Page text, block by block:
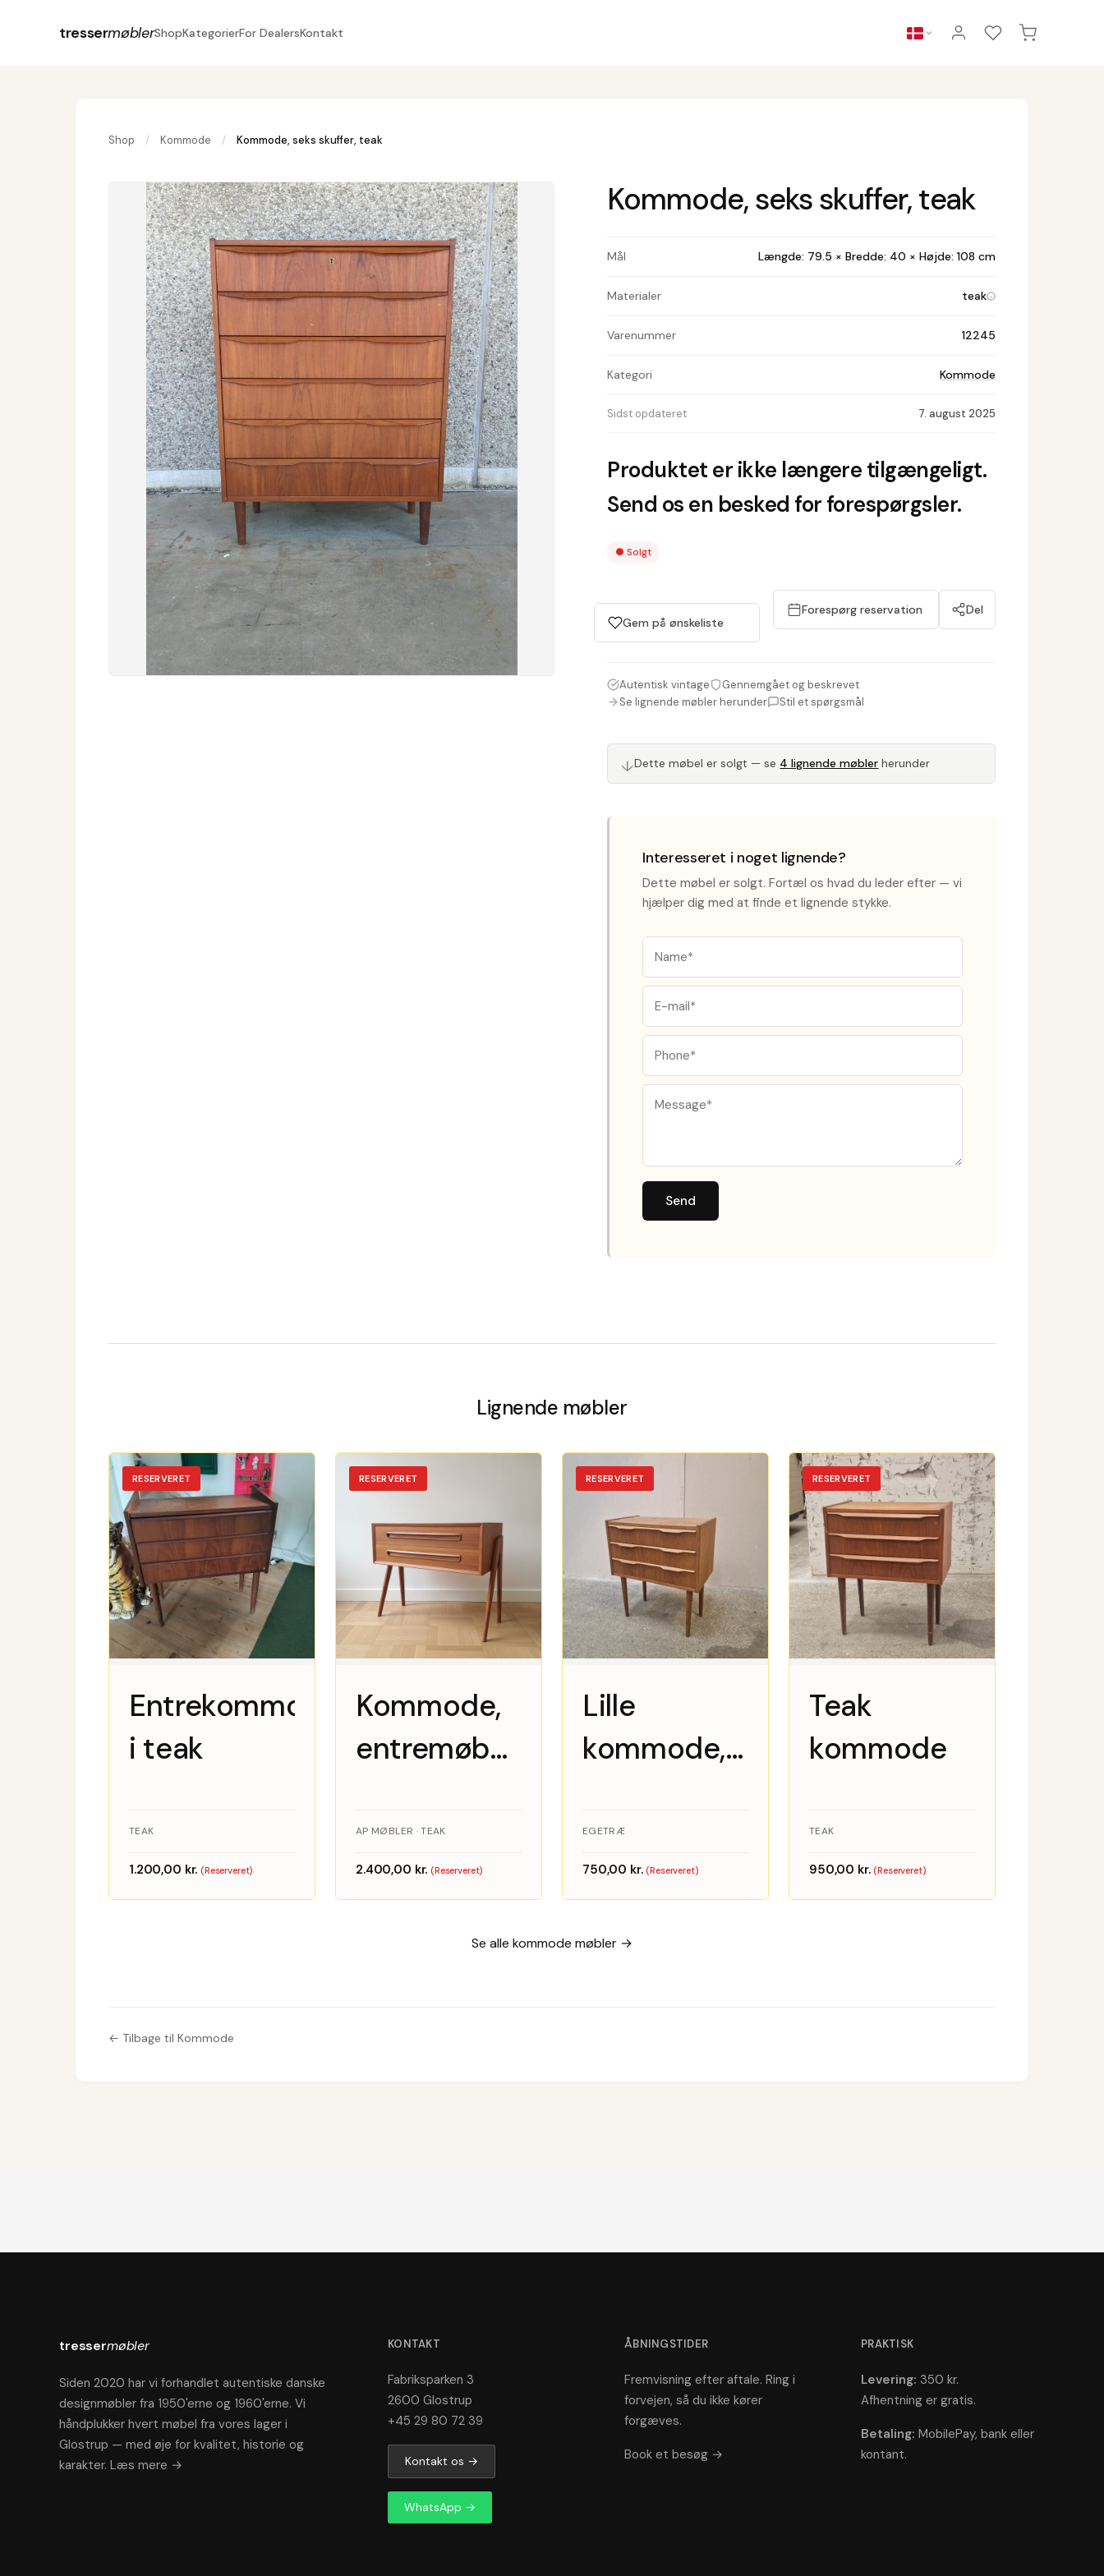
tressermøblerShopKategorierFor DealersKontakt
Shop / Kommode / Kommode, seks skuffer, teak
Kommode, seks skuffer, teak
Mål Længde: 79.5 × Bredde: 40 × Højde: 108 cm
Materialer teak
Varenummer 12245
Kategori Kommode
Sidst opdateret 7. august 2025
Produktet er ikke længere tilgængeligt.
Send os en besked for forespørgsler.
●Solgt
Gem på ønskeliste
Forespørg reservation Del
Autentisk vintage
Gennemgået og beskrevet
Se lignende møbler herunder
Stil et spørgsmål
↓Dette møbel er solgt — se 4 lignende møbler herunder
Interesseret i noget lignende?
Dette møbel er solgt. Fortæl os hvad du leder efter — vi
hjælper dig med at finde et lignende stykke.
Send
Lignende møbler
RESERVERET
Entrekommode
i teak
TEAK
1.200,00 kr. (Reserveret)
RESERVERET
Kommode,
entremøbel,
AP Møbler,
teak
AP MØBLER · TEAK
2.400,00 kr. (Reserveret)
RESERVERET
Lille
kommode,
EGETRÆ
750,00 kr. (Reserveret)
RESERVERET
Teak
kommode
TEAK
950,00 kr. (Reserveret)
Se alle kommode møbler →
← Tilbage til Kommode
tressermøbler
Siden 2020 har vi forhandlet autentiske danske
designmøbler fra 1950'erne og 1960'erne. Vi
håndplukker hvert møbel fra vores lager i
Glostrup — med øje for kvalitet, historie og
karakter. Læs mere →
KONTAKT
Fabriksparken 3
2600 Glostrup
+45 29 80 72 39
Kontakt os →
WhatsApp →
ÅBNINGSTIDER
Fremvisning efter aftale. Ring i
forvejen, så du ikke kører
forgæves.
Book et besøg →
PRAKTISK
Levering: 350 kr.
Afhentning er gratis.
Betaling: MobilePay, bank eller
kontant.